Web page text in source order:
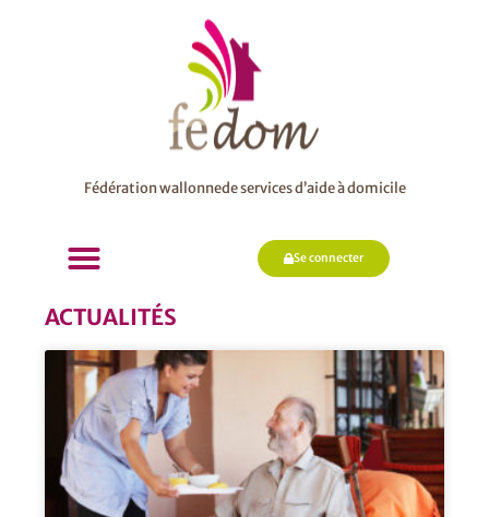
Fédération wallonnede services d’aide à domicile
Se connecter
ACTUALITÉS